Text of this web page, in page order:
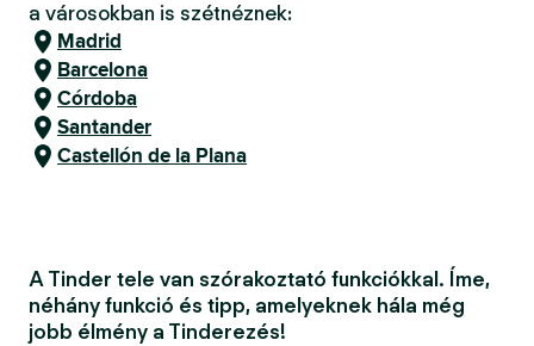
a városokban is szétnéznek:
Madrid
Barcelona
Córdoba
Santander
Castellón de la Plana
A Tinder tele van szórakoztató funkciókkal. Íme,
néhány funkció és tipp, amelyeknek hála még
jobb élmény a Tinderezés!